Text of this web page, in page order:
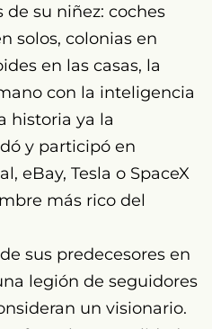
su niñez: coches
solos, colonias en
en las casas, la
con la inteligencia
historia ya la
y participó en
eBay, Tesla o SpaceX
más rico del
sus predecesores en
legión de seguidores
un visionario.